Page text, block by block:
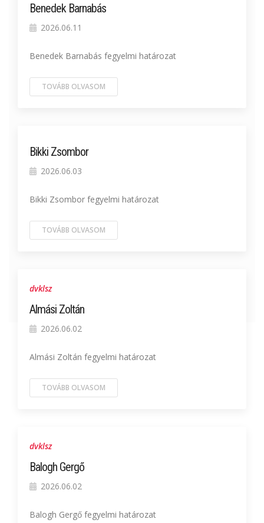
Benedek Barnabás
2026.06.11
Benedek Barnabás fegyelmi határozat
TOVÁBB OLVASOM
Bikki Zsombor
2026.06.03
Bikki Zsombor fegyelmi határozat
TOVÁBB OLVASOM
dvklsz
Almási Zoltán
2026.06.02
Almási Zoltán fegyelmi határozat
TOVÁBB OLVASOM
dvklsz
Balogh Gergő
2026.06.02
Balogh Gergő fegyelmi határozat